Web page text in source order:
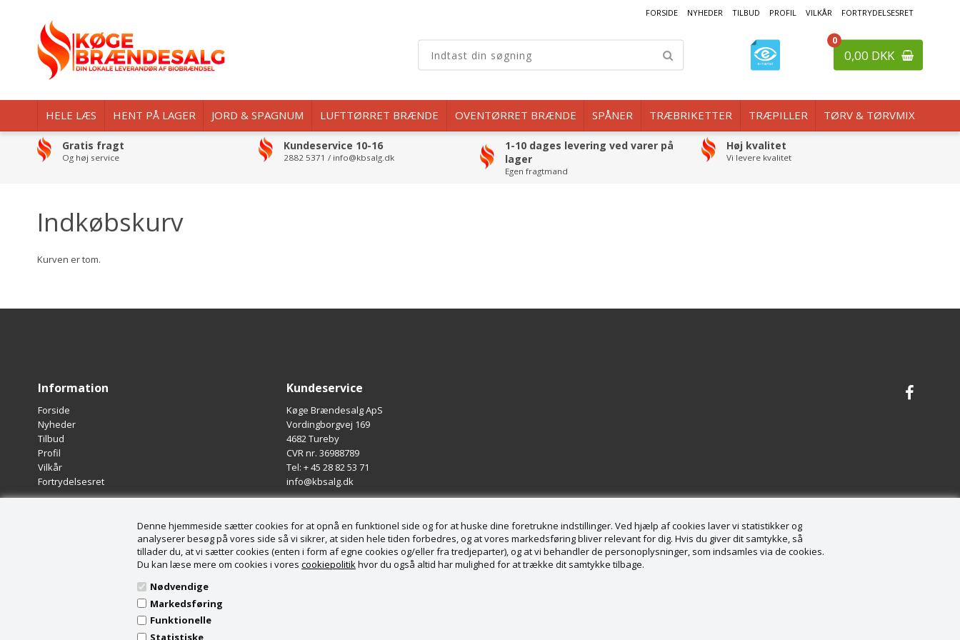
Denne hjemmeside sætter cookies for at opnå en funktionel side og for at huske dine foretrukne indstillinger. Ved hjælp af cookies laver vi statistikker og
analyserer besøg på vores side så vi sikrer, at siden hele tiden forbedres, og at vores markedsføring bliver relevant for dig. Hvis du giver dit samtykke, så
tillader du, at vi sætter cookies (enten i form af egne cookies og/eller fra tredjeparter), og at vi behandler de personoplysninger, som indsamles via de cookies.
Du kan læse mere om cookies i vores cookiepolitikhvor du også altid har mulighed for at trække dit samtykke tilbage.
Nødvendige
Markedsføring
Funktionelle
Statistiske
0
0,00 DKK
FORSIDE NYHEDER TILBUD PROFIL VILKÅR FORTRYDELSESRET
HELE LÆS HENT PÅ LAGER JORD & SPAGNUM LUFTTØRRET BRÆNDE OVENTØRRET BRÆNDE SPÅNER TRÆBRIKETTER TRÆPILLER TØRV & TØRVMIX
Gratis fragt
Og høj service
Kundeservice 10-16
2882 5371 / info@kbsalg.dk
1-10 dages levering ved varer på
lager
Egen fragtmand
Høj kvalitet
Vi levere kvalitet
Indkøbskurv
Kurven er tom.
Information
Forside
Nyheder
Tilbud
Profil
Vilkår
Fortrydelsesret
Kundeservice
Køge Brændesalg ApS
Vordingborgvej 169
4682 Tureby
CVR nr. 36988789
Tel: + 45 28 82 53 71
info@kbsalg.dk